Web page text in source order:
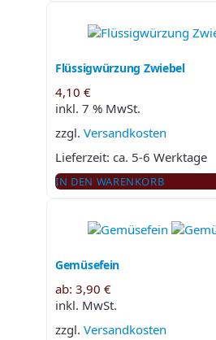
Flüssigwürzung Zwiebel
4,10 €
inkl. 7 % MwSt.
zzgl. Versandkosten
Lieferzeit: ca. 5-6 Werktage
IN DEN WARENKORB
Gemüsefein
ab: 3,90 €
inkl. MwSt.
zzgl. Versandkosten